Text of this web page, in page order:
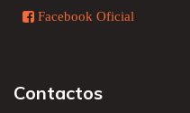
Facebook Oficial
Contactos